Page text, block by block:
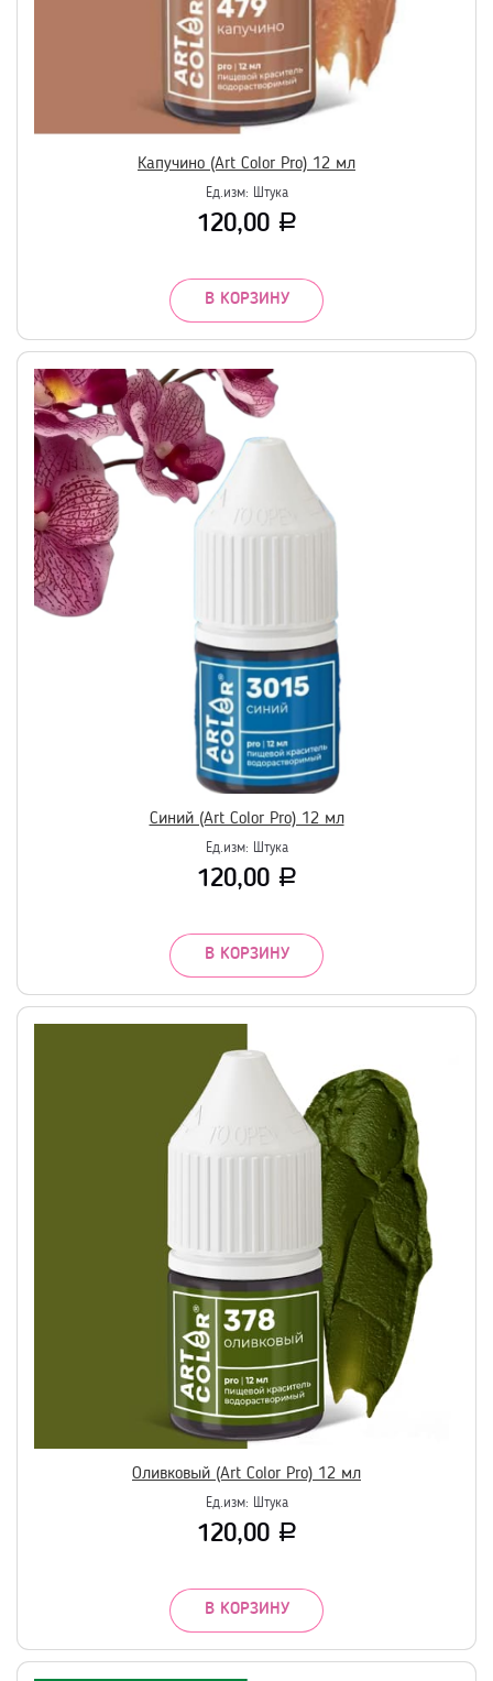
Капучино (Art Color Pro) 12 мл
Ед.изм: Штука
120,00 Р
В КОРЗИНУ
Синий (Art Color Pro) 12 мл
Ед.изм: Штука
120,00 Р
В КОРЗИНУ
Оливковый (Art Color Pro) 12 мл
Ед.изм: Штука
120,00 Р
В КОРЗИНУ